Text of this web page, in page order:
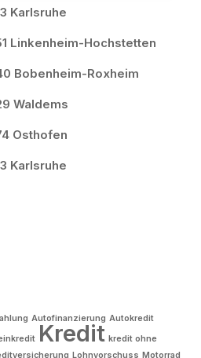
Karlsruhe
Linkenheim-Hochstetten
Bobenheim-Roxheim
Waldems
Osthofen
Karlsruhe
Autofinanzierung Autokredit
Kredit kredit ohne
Lohnvorschuss Motorrad